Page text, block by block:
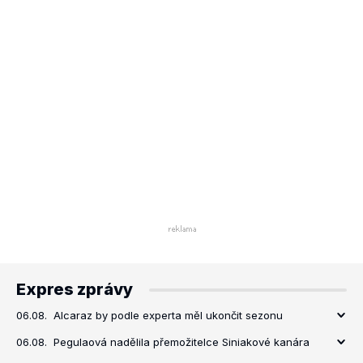
Expres zprávy
06.08. Alcaraz by podle experta měl ukončit sezonu
06.08. Pegulaová nadělila přemožitelce Siniakové kanára